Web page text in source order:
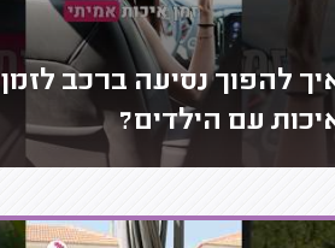
להפוך נסיעה ברכב לזמן
עם הילדים?